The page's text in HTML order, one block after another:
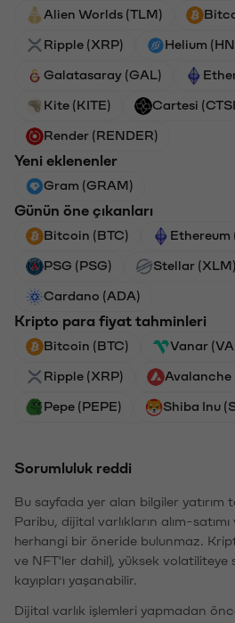
Alien Worlds (TLM)
Ripple (XRP) Helium
Galatasaray (GAL)
Kite (KITE) Cartesi
Render (RENDER)
Yeni eklenenler
Gram (GRAM)
Günün öne çıkanları
Bitcoin (BTC) Ethereum
PSG (PSG) Stellar (XLM)
Cardano (ADA)
Kripto para fiyat tahminleri
Bitcoin (BTC) Vanar
Ripple (XRP) Avalanche
Pepe (PEPE) Shiba Inu
Sorumluluk reddi
Bu sayfada yer alan bilgiler yatırım
Paribu, dijital varlıkların alım-
herhangi bir öneride bulunmaz.
ve NFT'ler dahil), yüksek volatiliteye
kayıpları yaşanabilir.
Dijital varlık işlemleri yapmadan